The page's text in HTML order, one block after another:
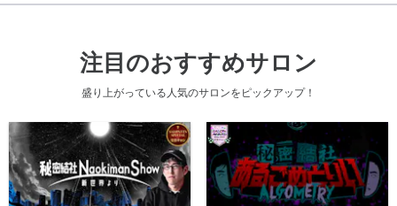
注目のおすすめサロン
盛り上がっている人気のサロンをピックアップ！